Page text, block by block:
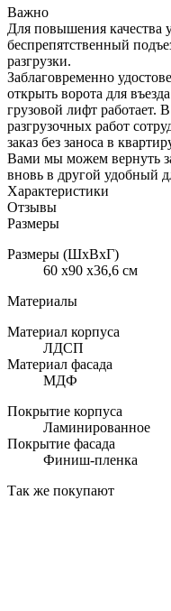
Важно
Для повышения качества
беспрепятственный
разгрузки.
Заблаговременно
открыть ворота для
грузовой лифт работает.
разгрузочных работ
заказ без заноса в
Вами мы можем вернуть
вновь в другой удобный
Характеристики
Отзывы
Размеры
Размеры (ШхВхГ)
60 x90 x36,6 см
Материалы
Материал корпуса
ЛДСП
Материал фасада
МДФ
Покрытие корпуса
Ламинированное
Покрытие фасада
Финиш-пленка
Так же покупают